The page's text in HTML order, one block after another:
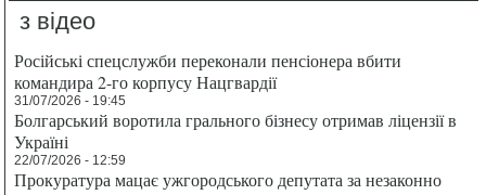
з відео
Російські спецслужби переконали пенсіонера вбити
командира 2-го корпусу Нацгвардії
31/07/2026 - 19:45
Болгарський воротила грального бізнесу отримав ліцензії в
Україні
22/07/2026 - 12:59
Прокуратура мацає ужгородського депутата за незаконно